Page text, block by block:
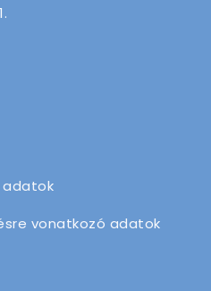
adatok
vonatkozó adatok